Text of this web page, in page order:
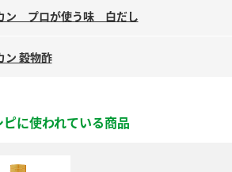
ン プロが使う味 白だし
ン 穀物酢
ピに使われている商品